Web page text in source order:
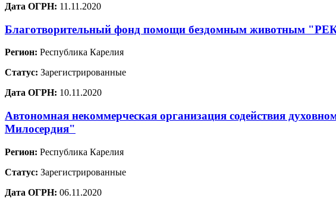
Дата ОГРН: 11.11.2020
Благотворительный фонд помощи бездомным животным
Регион: Республика Карелия
Статус: Зарегистрированные
Дата ОГРН: 10.11.2020
Автономная некоммерческая организация содействия
Милосердия"
Регион: Республика Карелия
Статус: Зарегистрированные
Дата ОГРН: 06.11.2020